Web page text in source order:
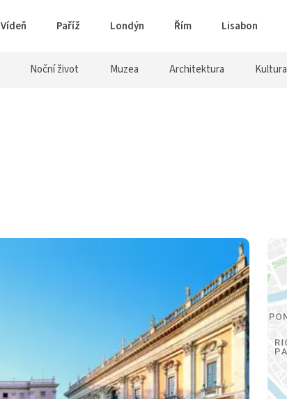
Vídeň Paříž Londýn Řím Lisabon
Noční život Muzea Architektura Kultura